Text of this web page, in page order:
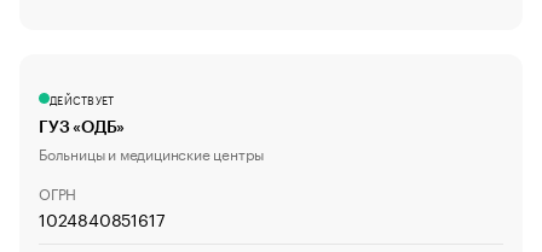
ДЕЙСТВУЕТ
ГУЗ «ОДБ»
Больницы и медицинские центры
ОГРН
1024840851617